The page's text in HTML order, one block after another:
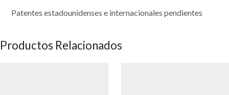
Patentes estadounidenses e internacionales pendientes
Productos Relacionados